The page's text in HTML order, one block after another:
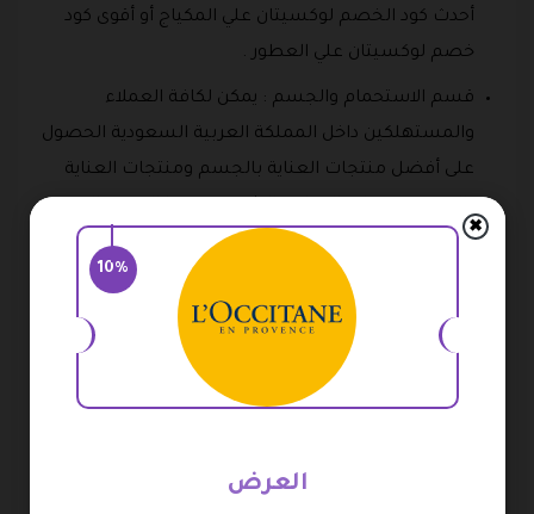
أحدث كود الخصم لوكسيتان علي المكياج أو أقوى كود
خصم لوكسيتان علي العطور .
قسم الاستحمام والجسم : يمكن لكافة العملاء
والمستهلكين داخل المملكة العربية السعودية الحصول
على أفضل منتجات العناية بالجسم ومنتجات العناية
بالمتجر، كما يمكن الحصول على تلك المنتجات بأسعار
أقل من السوق المحلي عبر إدخال أقوى كوبون الخصم
لوكسيتان جديد أو كوبون الخصم لوكسيتان السعودية
2026 .
قسم العناية بالوجه : يضم القسم ” أفضل المقشرات –
10%
✖
العرض